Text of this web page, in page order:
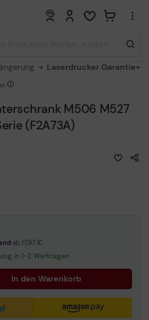
0 0
Laserdrucker Garantie+
M506 M527
(F2A73A)
ab 17,97 €
in 1-2 Werktagen
In den Warenkorb